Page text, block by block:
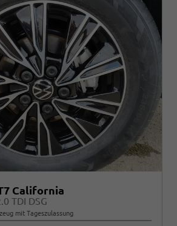
California
TDI DSG
mit Tageszulassung